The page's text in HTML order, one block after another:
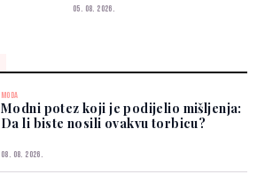
05. 08. 2026.
MODA
Modni potez koji je podijelio mišljenja:
Da li biste nosili ovakvu torbicu?
08. 08. 2026.